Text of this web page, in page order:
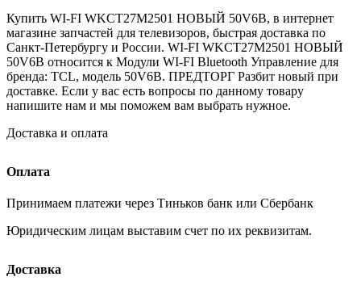
Купить WI-FI WKCT27M2501 НОВЫЙ 50V6B, в интернет
магазине запчастей для телевизоров, быстрая доставка по
Санкт-Петербургу и России. WI-FI WKCT27M2501 НОВЫЙ
50V6B относится к Модули WI-FI Bluetooth Управление для
бренда: TCL, модель 50V6B. ПРЕДТОРГ Разбит новый при
доставке. Если у вас есть вопросы по данному товару
напишите нам и мы поможем вам выбрать нужное.
Доставка и оплата
Оплата
Принимаем платежи через Тиньков банк или Сбербанк
Юридическим лицам выставим счет по их реквизитам.
Доставка